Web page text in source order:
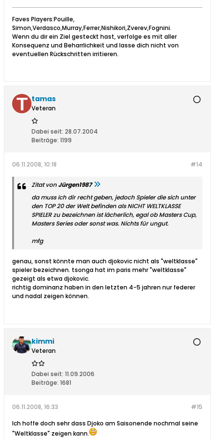
Faves Players:Pouille,
Simon,Verdasco,Murray,Ferrer,Nishikori,Zverev,Fognini.
Wenn du dir ein Ziel gesteckt hast, verfolge es mit aller
Konsequenz und Beharrlichkeit und lasse dich nicht von
eventuellen Rückschritten irritieren.
tamas
Veteran
Dabei seit: 28.07.2004
Beiträge: 1199
#14
06.11.2008, 10:18
Zitat von Jürgen1987
da muss ich dir recht geben, jedoch Spieler die sich unter
den TOP 20 der Welt befinden als NICHT WELTKLASSE
SPIELER zu bezeichnen ist lächerlich, egal ob Masters Cup,
Masters Series oder sonst was. Nichts für ungut.
mfg
genau, sonst könnte man auch djokovic nicht als "weltklasse"
spieler bezeichnen. tsonga hat im paris mehr "weltklasse"
gezeigt als etwa djokovic.
richtig dominanz haben in den letzten 4-5 jahren nur federer
und nadal zeigen können.
kimmi
Veteran
Dabei seit: 11.09.2006
Beiträge: 1681
#15
06.11.2008, 16:33
Ich hoffe doch sehr dass Djoko am Saisonende nochmal seine
"Weltklasse" zeigen kann.